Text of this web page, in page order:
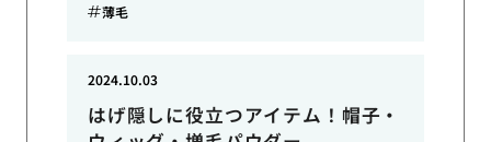
薄毛
はげ隠しに役立つアイテム！帽子・
2024.10.03